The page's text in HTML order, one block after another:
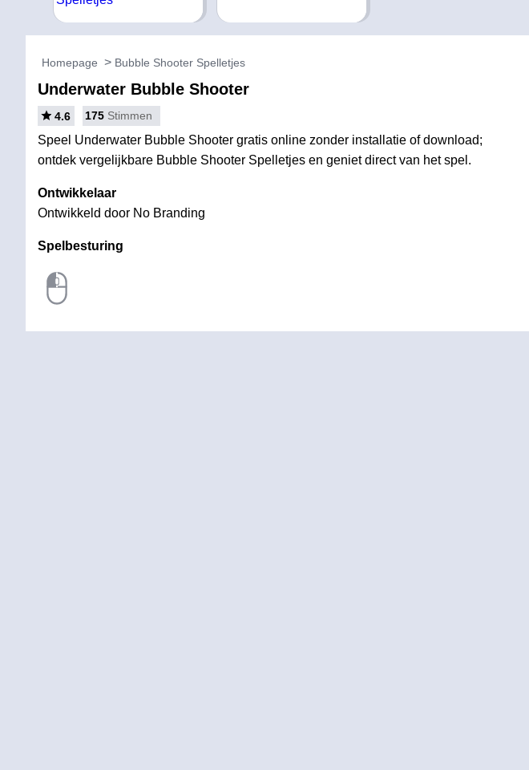
Homepage Bubble Shooter Spelletjes
Underwater Bubble Shooter
4.6 175 Stimmen
Speel Underwater Bubble Shooter gratis online zonder installatie of download;
ontdek vergelijkbare Bubble Shooter Spelletjes en geniet direct van het spel.
Ontwikkelaar
Ontwikkeld door No Branding
Spelbesturing